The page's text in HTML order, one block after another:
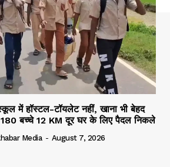
स्कूल में हॉस्टल-टॉयलेट नहीं, खाना भी बेहद
180 बच्चे 12 KM दूर घर के लिए पैदल निकले
Media - August 7, 2026